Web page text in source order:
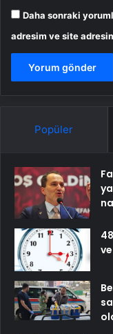
Daha sonraki
adresim ve site
Popüler